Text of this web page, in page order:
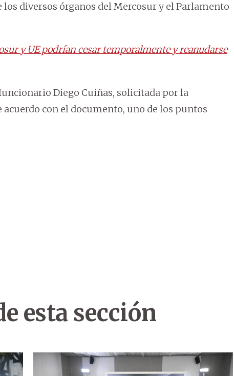
diversos órganos del Mercosur y el Parlamento
y UE podrían cesar temporalmente y reanudarse
Diego Cuiñas, solicitada por la
acuerdo con el documento, uno de los puntos
esta sección